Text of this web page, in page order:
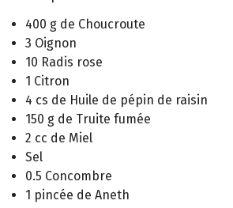
400 g de Choucroute
3 Oignon
10 Radis rose
1 Citron
4 cs de Huile de pépin de raisin
150 g de Truite fumée
2 cc de Miel
Sel
0.5 Concombre
1 pincée de Aneth